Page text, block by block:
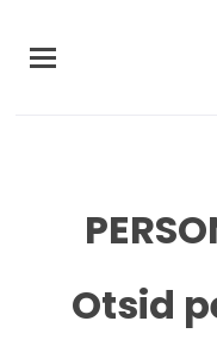
main
Otsid